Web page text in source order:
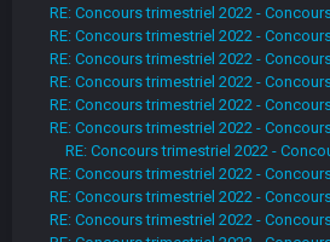
RE: Concours trimestriel 2022 -
RE: Concours trimestriel 2022 -
RE: Concours trimestriel 2022 -
RE: Concours trimestriel 2022 -
RE: Concours trimestriel 2022 -
RE: Concours trimestriel 2022 -
RE: Concours trimestriel 2022 -
RE: Concours trimestriel 2022 -
RE: Concours trimestriel 2022 -
RE: Concours trimestriel 2022 -